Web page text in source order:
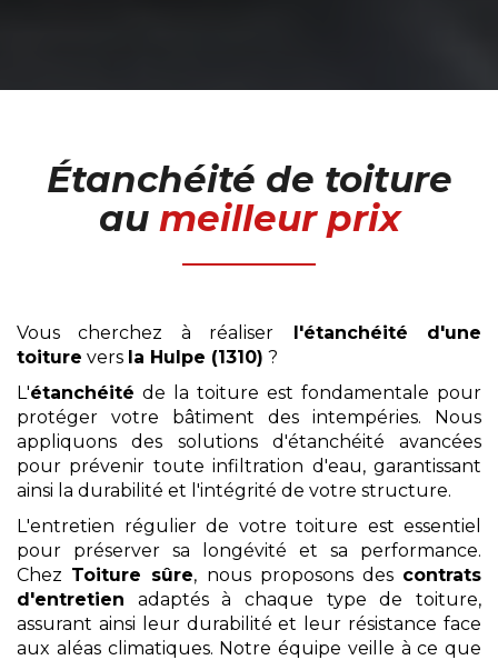
Étanchéité de toiture
au meilleur prix
Vous cherchez à réaliser
l'étanchéité d'une
toiture vers la Hulpe (1310) ?
L'étanchéité de la toiture est fondamentale pour
protéger votre bâtiment des intempéries. Nous
appliquons des solutions d'étanchéité avancées
pour prévenir toute infiltration d'eau, garantissant
ainsi la durabilité et l'intégrité de votre structure.
L'entretien régulier de votre toiture est essentiel
pour préserver sa longévité et sa performance.
Chez Toiture sûre, nous proposons des contrats
d'entretien adaptés à chaque type de toiture,
assurant ainsi leur durabilité et leur résistance face
aux aléas climatiques. Notre équipe veille à ce que